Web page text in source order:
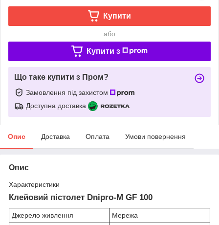
Купити
або
Купити з
Що таке купити з Пром?
Замовлення під захистом
Доступна доставка
Опис Доставка Оплата Умови повернення
Опис
Характеристики
Клейовий пістолет Dnipro-M GF 100
Джерело живлення
Мережа